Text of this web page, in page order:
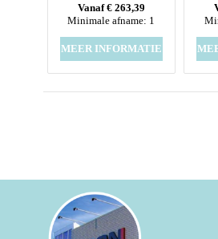
Vanaf € 263,39
Minimale afname: 1
MEER INFORMATIE